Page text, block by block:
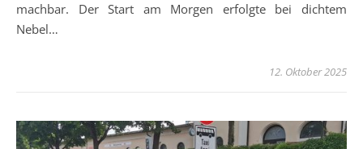
machbar. Der Start am Morgen erfolgte bei dichtem
Nebel…
12. Oktober 2025